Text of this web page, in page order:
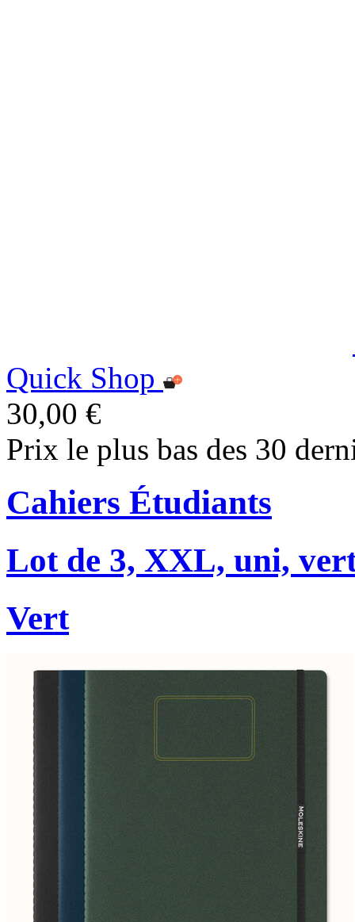
Quick Shop
30,00 €
Prix le plus bas des 30
Cahiers Étudiants
Lot de 3, XXL, uni,
Vert